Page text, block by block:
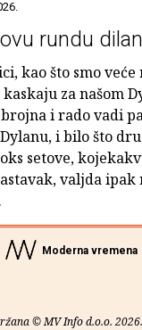
rundu
kao što smo
za našom
i rado vadi
i bilo što
setove,
valjda
Moderna vremena
© MV Info d.o.o.